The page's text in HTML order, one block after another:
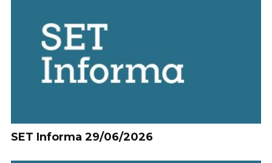
SET Informa 29/06/2026